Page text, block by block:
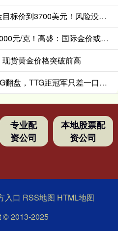
怀远策略 华尔街上调黄金目标价到3700美元！风险没这么快消停
大福证券 黄金饰品突破1000元/克！高盛：国际金价或升破4200美元/盎司！
货黄金价格突破前高
盈富优配 先夺赛点仍被AG翻盘，TTG距冠军只差一口气？_Ming_决赛_Fly
专业配
资公司
本地股票配
资公司
入口 RSS地图 HTML地图
© 2013-2025